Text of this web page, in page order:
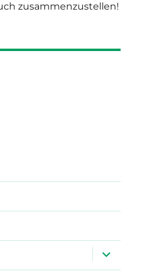
zusammenzustellen!